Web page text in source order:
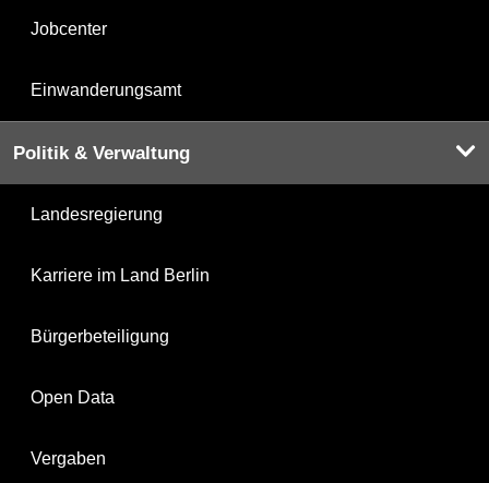
Jobcenter
Einwanderungsamt
Politik & Verwaltung
Landesregierung
Karriere im Land Berlin
Bürgerbeteiligung
Open Data
Vergaben